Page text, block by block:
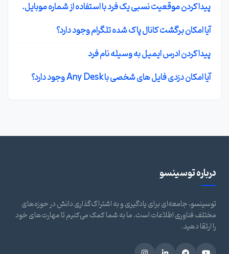
پیدا کردن موقعیت نسبی یک فرد با استفاده از شماره موبایل.
آیا امکان برگشت کانال پاک شده تلگرام وجود دارد؟
پیدا کردن ادرس ایمیل به وسیله نام فرد
آیا امکان دزدی فایل های شخصی با Any Desk وجود دارد؟
درباره توسینسو
توسینسو، جامعه‌ای برای یادگیری و به اشتراک‌گذاری دانش در حوزه‌های
مختلف فناوری اطلاعات است. ما به شما کمک می‌کنیم تا مهارت‌های خود
را ارتقا دهید.